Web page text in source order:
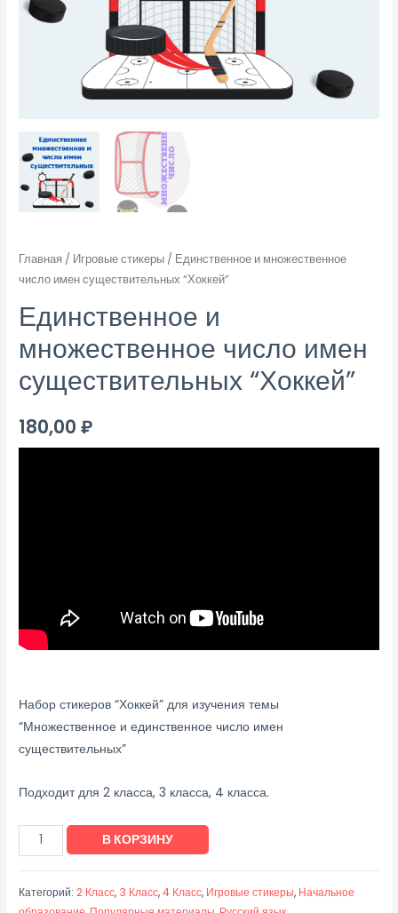
Главная / Игровые стикеры / Единственное и множественное
число имен существительных “Хоккей”
Единственное и
множественное число имен
существительных “Хоккей”
180,00₽
Набор стикеров “Хоккей” для изучения темы
“Множественное и единственное число имен
существительных”
Подходит для 2 класса, 3 класса, 4 класса.
Количество
товара
и
В КОРЗИНУ
Категорий:2 Класс, 3 Класс,4 Класс, Игровые стикеры, Начальное